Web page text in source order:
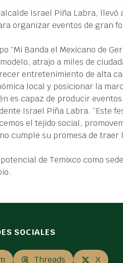
Israel Piña Labra, llevó
organizar eventos de gran
Banda el Mexicano de
atrajo a miles de
entretenimiento de alta
local y posicionar la
es capaz de producir
Israel Piña Labra. “Este
el tejido social,
cumple su promesa de traer
de Temixco como
SOCIALES
Threads X